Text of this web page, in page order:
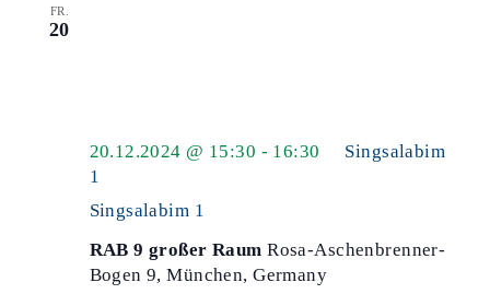
FR.
20
Singsalabim 1
20.12.2024 @ 15:30 - 16:30
Singsalabim
1
RAB 9 großer RaumRosa-Aschenbrenner-
Bogen 9, München, Germany